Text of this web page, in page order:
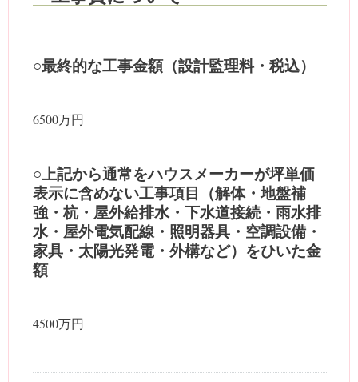
○最終的な工事金額（設計監理料・税込）
6500万円
○上記から通常をハウスメーカーが坪単価
表示に含めない工事項目（解体・地盤補
強・杭・屋外給排水・下水道接続・雨水排
水・屋外電気配線・照明器具・空調設備・
家具・太陽光発電・外構など）をひいた金
額
4500万円